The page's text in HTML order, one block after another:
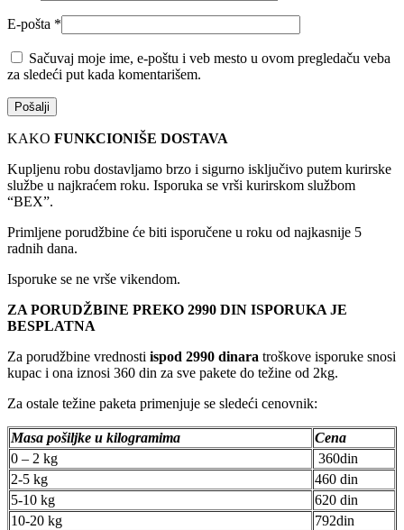
E-pošta *
Sačuvaj moje ime, e-poštu i veb mesto u ovom pregledaču veba
za sledeći put kada komentarišem.
KAKO FUNKCIONIŠE DOSTAVA
Kupljenu robu dostavljamo brzo i sigurno isključivo putem kurirske
službe u najkraćem roku. Isporuka se vrši kurirskom službom
“BEX”.
Primljene porudžbine će biti isporučene u roku od najkasnije 5
radnih dana.
Isporuke se ne vrše vikendom.
ZA PORUDŽBINE PREKO 2990 DIN ISPORUKA JE
BESPLATNA
Za porudžbine vrednosti ispod 2990 dinara troškove isporuke snosi
kupac i ona iznosi 360 din za sve pakete do težine od 2kg.
Za ostale težine paketa primenjuje se sledeći cenovnik:
Masa pošiljke u kilogramima
Cena
0 – 2 kg
360din
2-5 kg
460 din
5-10 kg
620 din
10-20 kg
792din